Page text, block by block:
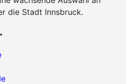
die Stadt Innsbruck.